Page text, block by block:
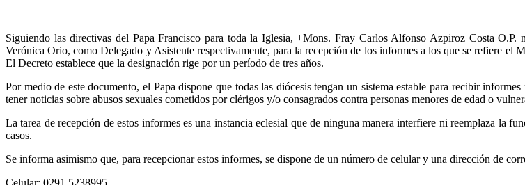
Siguiendo las directivas del Papa Francisco para toda la Iglesia, +Mons. Fray Carlos Alfonso Azpiroz Costa
Verónica Orio, como Delegado y Asistente respectivamente, para la recepción de los informes a los que se refiere
El Decreto establece que la designación rige por un período de tres años.
Por medio de este documento, el Papa dispone que todas las diócesis tengan un sistema estable para recibir
tener noticias sobre abusos sexuales cometidos por clérigos y/o consagrados contra personas menores de edad o
La tarea de recepción de estos informes es una instancia eclesial que de ninguna manera interfiere ni reemplaza la
casos.
Se informa asimismo que, para recepcionar estos informes, se dispone de un número de celular y una dirección de